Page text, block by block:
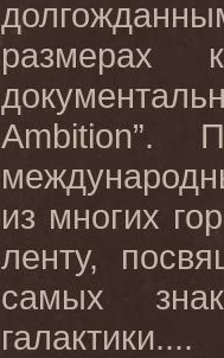
размерах
Ambition”.
из многих
ленту,
самых
галактики....